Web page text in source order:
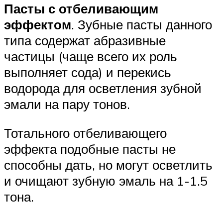
Пасты с отбеливающим
эффектом. Зубные пасты данного
типа содержат абразивные
частицы (чаще всего их роль
выполняет сода) и перекись
водорода для осветления зубной
эмали на пару тонов.
Тотального отбеливающего
эффекта подобные пасты не
способны дать, но могут осветлить
и очищают зубную эмаль на 1-1.5
тона.